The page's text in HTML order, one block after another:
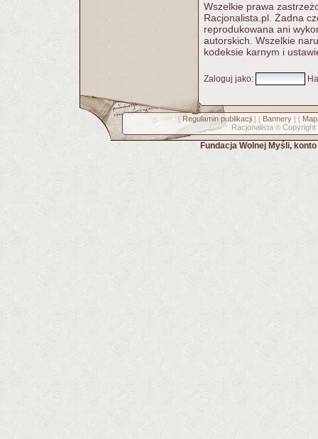
Wszelkie prawa
Racjonalista.pl. Żadna
reprodukowana ani
autorskich. Wszelkie
kodeksie karnym i
Zaloguj jako:
[ Regulamin publikacji] [ Bannery] [
Racjonalista © Copyright
Fundacja Wolnej Myśli,